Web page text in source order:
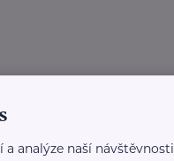
analýze naší návštěvnosti